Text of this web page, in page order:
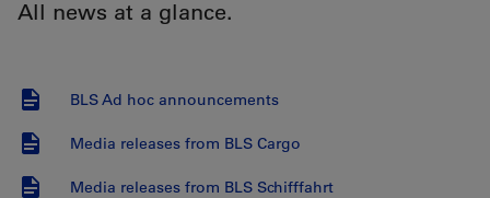
All news at a glance.
BLS Ad hoc announcements
Media releases from BLS Cargo
Media releases from BLS Schifffahrt